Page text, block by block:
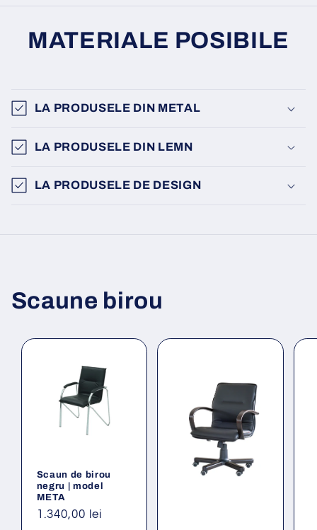
MATERIALE POSIBILE
LA PRODUSELE DIN METAL
LA PRODUSELE DIN LEMN
LA PRODUSELE DE DESIGN
Scaune birou
Scaun de birou
negru | model
META
Preț
1.340,00 lei